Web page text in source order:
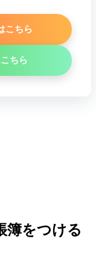
こちら
ちら
簿をつける